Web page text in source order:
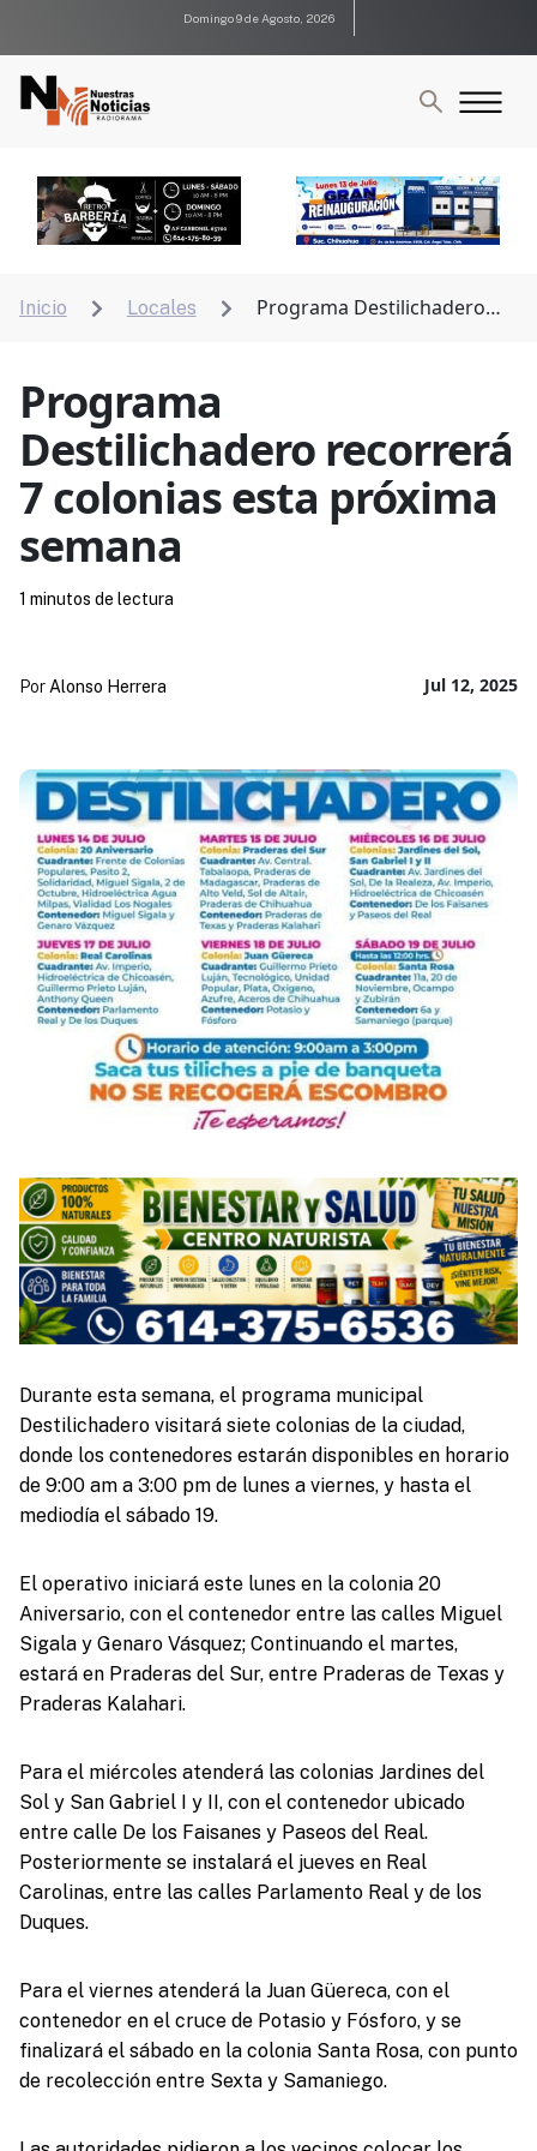
Domingo 9 de Agosto, 2026
Inicio  Locales 
Programa Destilichadero
Programa
Destilichadero recorrerá
7 colonias esta próxima
semana
Jul 12, 2025
Por Alonso Herrera
1 minutos de lectura
Durante esta semana, el programa municipal
Destilichadero visitará siete colonias de la ciudad,
donde los contenedores estarán disponibles en horario
de 9:00 am a 3:00 pm de lunes a viernes, y hasta el
mediodía el sábado 19.
El operativo iniciará este lunes en la colonia 20
Aniversario, con el contenedor entre las calles Miguel
Sigala y Genaro Vásquez; Continuando el martes,
estará en Praderas del Sur, entre Praderas de Texas y
Praderas Kalahari.
Para el miércoles atenderá las colonias Jardines del
Sol y San Gabriel I y II, con el contenedor ubicado
entre calle De los Faisanes y Paseos del Real.
Posteriormente se instalará el jueves en Real
Carolinas, entre las calles Parlamento Real y de los
Duques.
Para el viernes atenderá la Juan Güereca, con el
contenedor en el cruce de Potasio y Fósforo, y se
finalizará el sábado en la colonia Santa Rosa, con punto
de recolección entre Sexta y Samaniego.